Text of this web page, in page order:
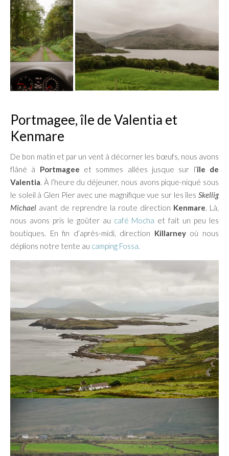
Portmagee, île de Valentia et
Kenmare
De bon matin et par un vent à décorner les bœufs, nous avons
flâné à Portmagee et sommes allées jusque sur l’île de
Valentia. À l’heure du déjeuner, nous avons pique-niqué sous
le soleil à Glen Pier avec une magnifique vue sur les îles Skellig
Michael avant de reprendre la route direction Kenmare. Là,
nous avons pris le goûter au café Mocha et fait un peu les
boutiques. En fin d’après-midi, direction Killarneyoù nous
déplions notre tente au camping Fossa.